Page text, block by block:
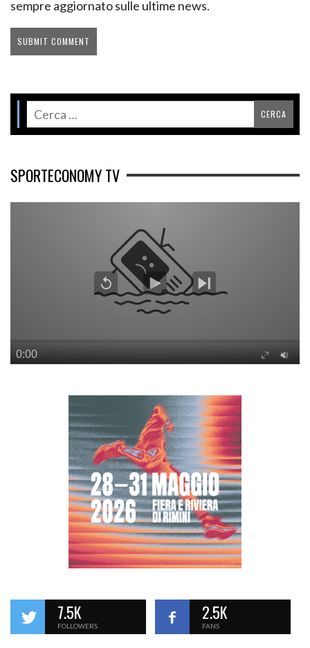
sempre aggiornato sulle ultime news.
SPORTECONOMY TV
7.5K
FOLLOWERS
2.5K
FANS